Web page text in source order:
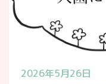
2026年5月26日